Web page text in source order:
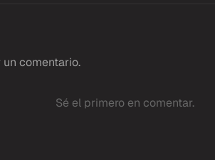
comentario.
Sé el primero en comentar.